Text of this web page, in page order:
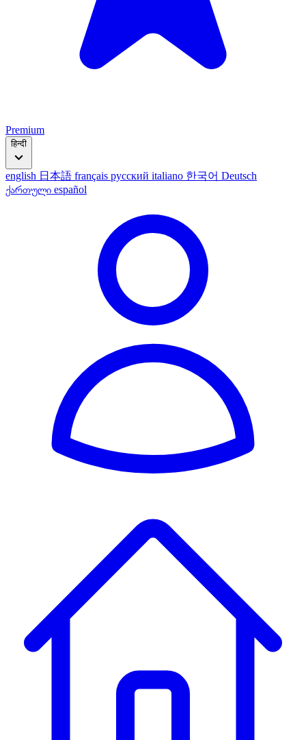
Premium
हिन्दी
english 日本語 français русский italiano 한국어 Deutsch
ქართული español